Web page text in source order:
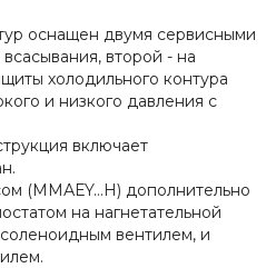
оснащен двумя сервисными
второй - на
холодильного контура
и низкого давления с
включает
(MMАЕY…Н) дополнительно
на нагнетательной
вентилем, и